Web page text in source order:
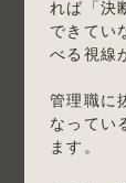
れば「決
できてい
べる視線
管理職に
なってい
ます。